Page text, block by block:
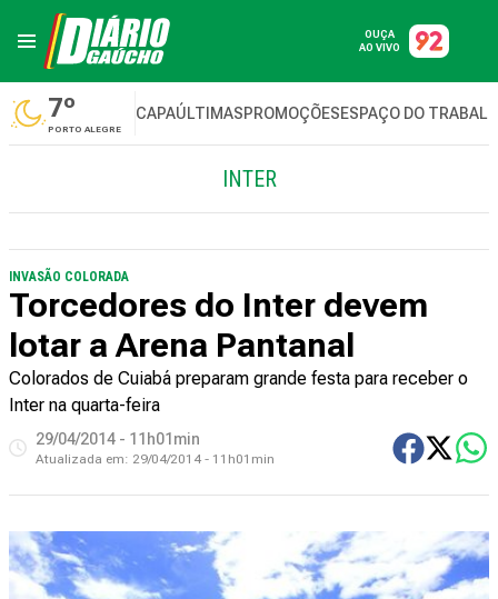
OUÇA
AO VIVO
7º
PORTO ALEGRE
CAPAÚLTIMASPROMOÇÕESESPAÇO DO
INTER
INVASÃO COLORADA
Torcedores do Inter devem
lotar a Arena Pantanal
Colorados de Cuiabá preparam grande festa para receber o
Inter na quarta-feira
29/04/2014 - 11h01min
Atualizada em: 29/04/2014 - 11h01min